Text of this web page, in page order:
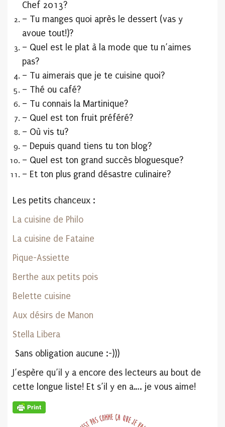
Chef 2013?
– Tu manges quoi après le dessert (vas y
avoue tout!)?
– Quel est le plat à la mode que tu n’aimes
pas?
– Tu aimerais que je te cuisine quoi?
– Thé ou café?
– Tu connais la Martinique?
– Quel est ton fruit préféré?
– Où vis tu?
– Depuis quand tiens tu ton blog?
– Quel est ton grand succès bloguesque?
– Et ton plus grand désastre culinaire?
Les petits chanceux :
La cuisine de Philo
La cuisine de Fataine
Pique-Assiette
Berthe aux petits pois
Belette cuisine
Aux désirs de Manon
Stella Libera
Sans obligation aucune :-)))
J’espère qu’il y a encore des lecteurs au bout de
cette longue liste! Et s’il y en a…. je vous aime!